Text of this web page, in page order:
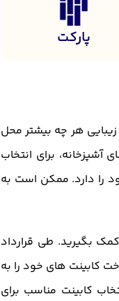
پارکت
زیبایی هر چه بیشتر محل
برای انتخاب
را دارد. ممکن است به
بگیرید. طی قرارداد
کابینت های خود را به
کابینت مناسب برای